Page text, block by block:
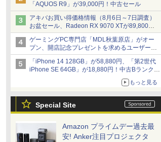
「AQUOS R9」が39,000円！中古セール
アキバお買い得価格情報（8月6日～7日調査）
お盆セール、Radeon RX 9070 XTが89,800
円、水平周波数24.8kHz対応の17型モニターが
9,801円、暑さ指数連動セール ほか
ゲーミングPC専門店「MDL秋葉原店」がオー
プン、開店記念プレゼントを求めるユーザーが
押し寄せ長蛇の列に
「iPhone 14 128GB」が58,880円、「第2世代
iPhone SE 64GB」が18,880円！中古Bランク品
もっと見る
Special Site
Amazon プライムデー過去最
安! Anker注目プロジェクタ